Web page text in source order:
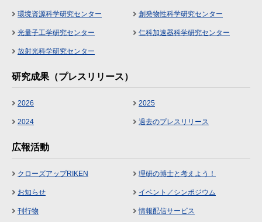
環境資源科学研究センター 創発物性科学研究センター
光量子工学研究センター 仁科加速器科学研究センター
放射光科学研究センター
研究成果（プレスリリース）
2026 2025
2024 過去のプレスリリース
広報活動
クローズアップRIKEN 理研の博士と考えよう！
お知らせ イベント／シンポジウム
刊行物 情報配信サービス